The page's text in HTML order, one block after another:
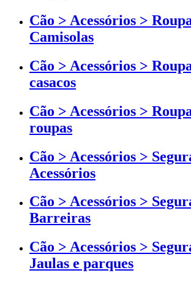
Cão > Acessórios >
Camisolas
Cão > Acessórios >
casacos
Cão > Acessórios >
roupas
Cão > Acessórios >
Acessórios
Cão > Acessórios >
Barreiras
Cão > Acessórios >
Jaulas e parques